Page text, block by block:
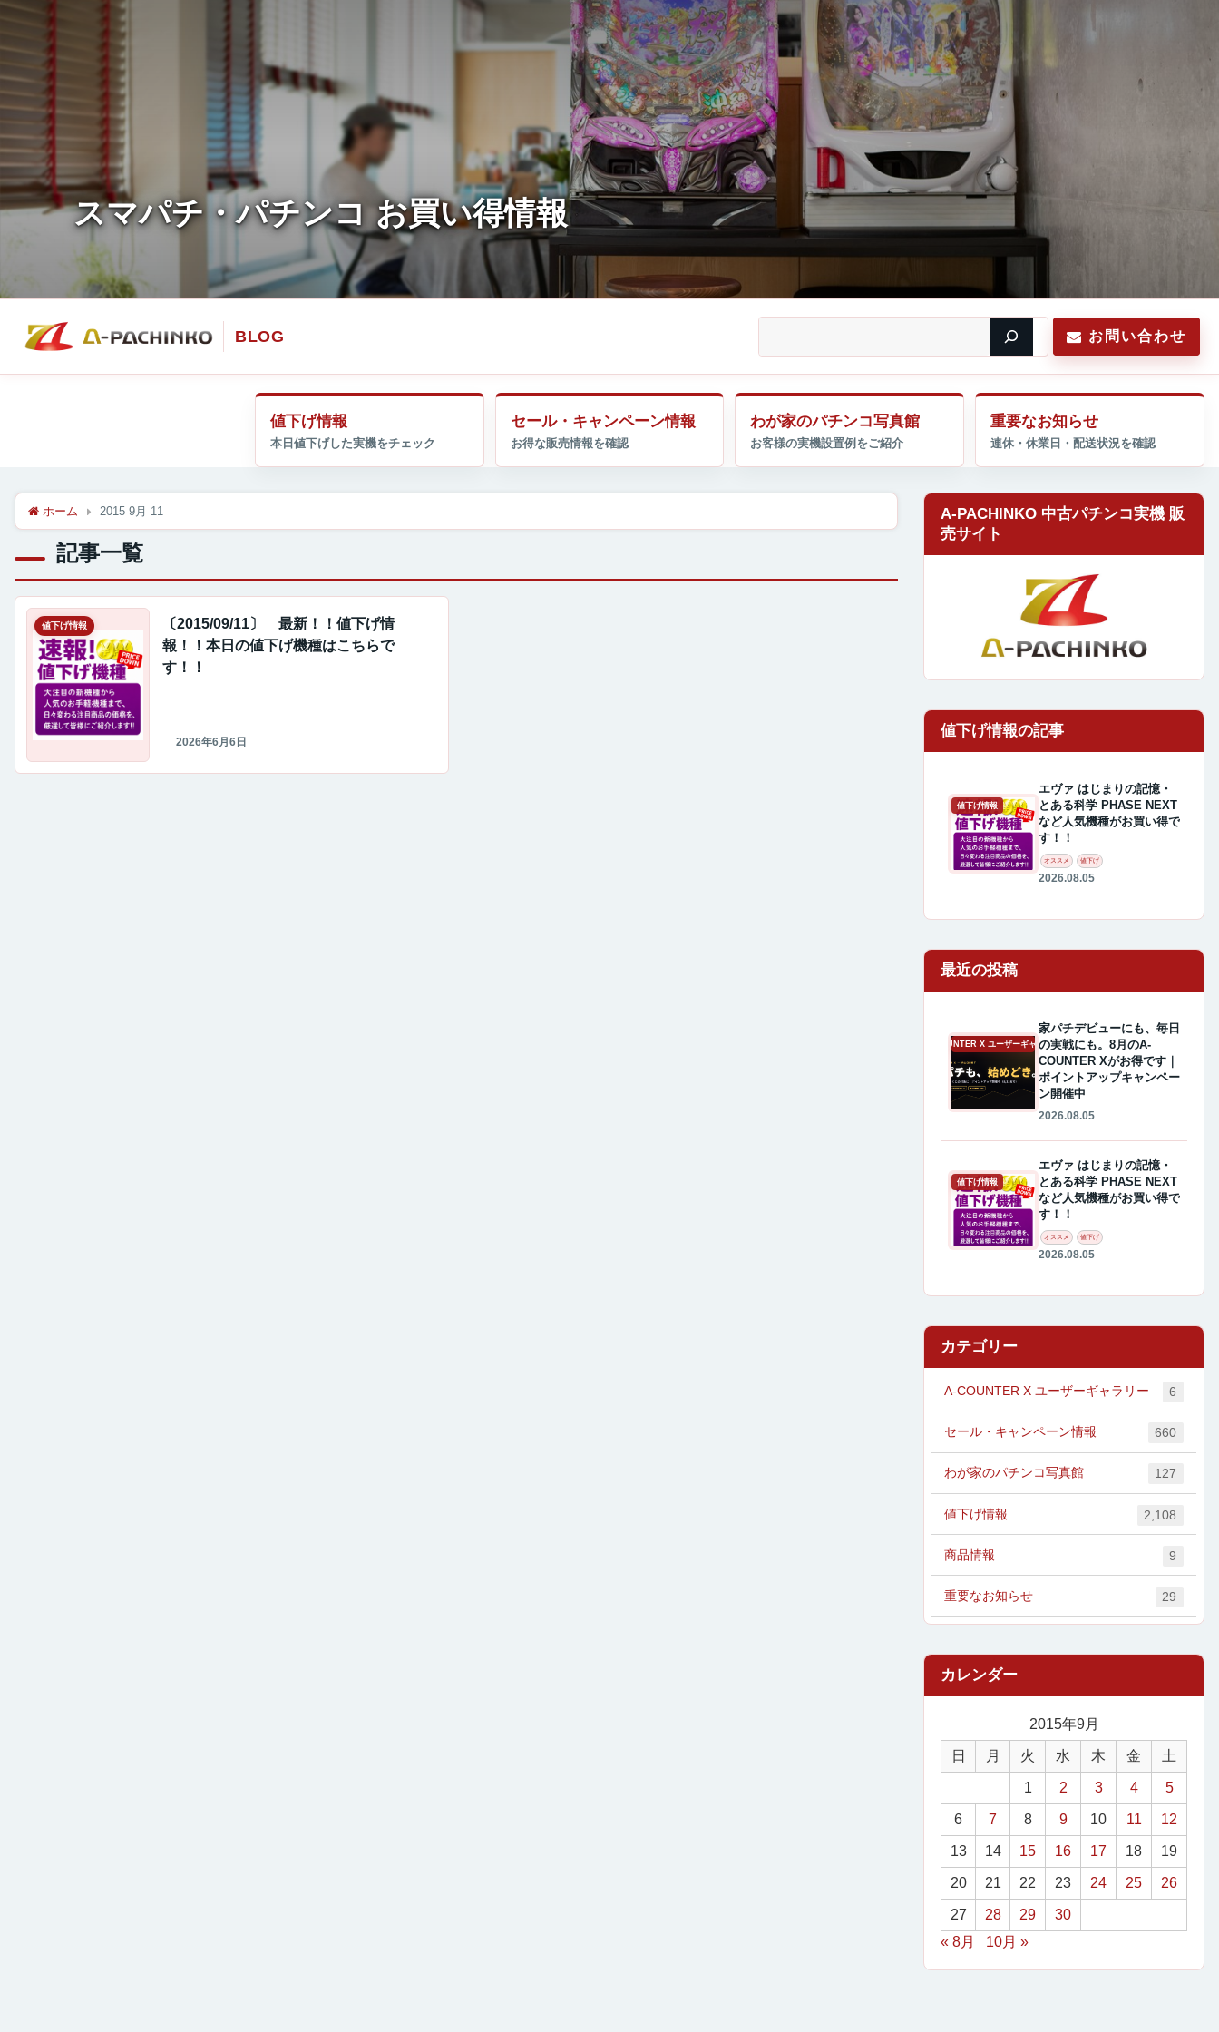
お問い合わせ
値下げ情報 セール・キャンペーン情報 わが家のパチンコ写真館 重要なお知らせ
ホーム 2015 9月 11
記事一覧
値下げ情報
〔2015/09/11〕 最新！！値下げ情
報！！本日の値下げ機種はこちらで
す！！
2026年6月6日
A-PACHINKO 中古パチンコ実機 販
売サイト
値下げ情報
エヴァ はじまりの記憶・
とある科学 PHASE NEXT
など人気機種がお買い得で
す！！
オススメ 値下げ
2026.08.05
最近の投稿
A-COUNTER X ユーザーギャラリー
家パチデビューにも、毎日
の実戦にも。8月のA-
COUNTER Xがお得です｜
ポイントアップキャンペー
ン開催中
2026.08.05
値下げ情報
エヴァ はじまりの記憶・
とある科学 PHASE NEXT
など人気機種がお買い得で
す！！
オススメ 値下げ
2026.08.05
カテゴリー
A-COUNTER X ユーザーギャラリー 6
セール・キャンペーン情報 660
わが家のパチンコ写真館 127
値下げ情報 2,108
商品情報 9
重要なお知らせ 29
2015年9月
日 月 火 水 木 金 土
1 2 3 4 5
6 7 8 9 10 11 12
13 14 15 16 17 18 19
20 21 22 23 24 25 26
27 28 29
30
« 8月
10月 »